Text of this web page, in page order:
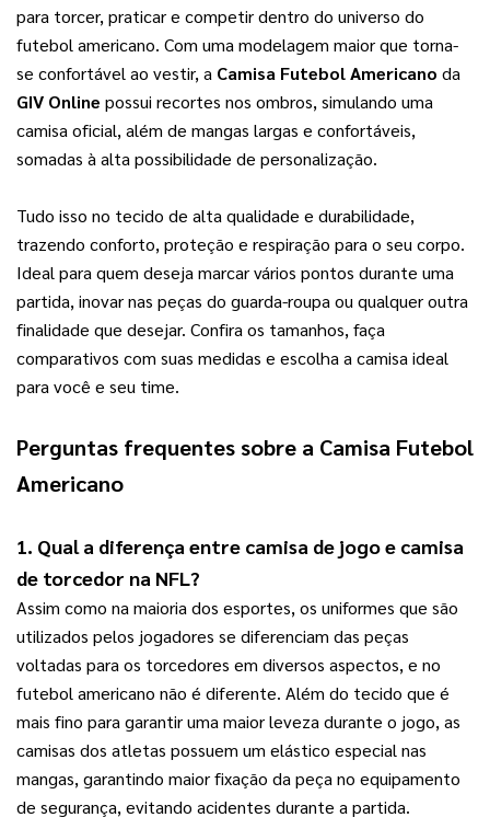
para torcer, praticar e competir dentro do universo do
futebol americano. Com uma modelagem maior que torna-
se confortável ao vestir, a Camisa Futebol Americano
GIV Online possui recortes nos ombros, simulando uma
camisa oficial, além de mangas largas e confortáveis,
somadas à alta possibilidade de personalização.
Tudo isso no tecido de alta qualidade e durabilidade,
trazendo conforto, proteção e respiração para o seu corpo.
Ideal para quem deseja marcar vários pontos durante uma
partida, inovar nas peças do guarda-roupa ou qualquer outra
finalidade que desejar. Confira os tamanhos, faça
comparativos com suas medidas e escolha a camisa ideal
para você e seu time.
Perguntas frequentes sobre a Camisa Futebol
Americano
1. Qual a diferença entre camisa de jogo e camisa
de torcedor na NFL?
Assim como na maioria dos esportes, os uniformes que são
utilizados pelos jogadores se diferenciam das peças
voltadas para os torcedores em diversos aspectos, e no
futebol americano não é diferente. Além do tecido que é
mais fino para garantir uma maior leveza durante o jogo, as
camisas dos atletas possuem um elástico especial nas
mangas, garantindo maior fixação da peça no equipamento
de segurança, evitando acidentes durante a partida.